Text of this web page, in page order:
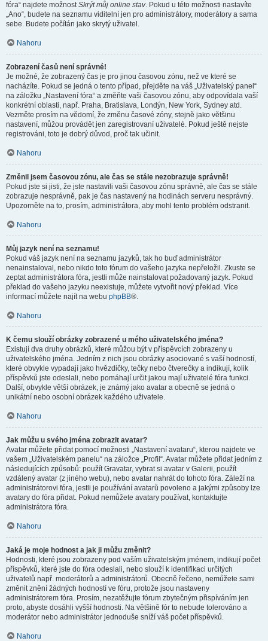
fóra“ najdete možnostSkrýt můj online stav. Pokud u této možnosti nastavíte
„Ano“, budete na seznamu viditelní jen pro administrátory, moderátory a sama
sebe. Budete počítán jako skrytý uživatel.
Nahoru
Zobrazení časů není správné!
Je možné, že zobrazený čas je pro jinou časovou zónu, než ve které se
nacházíte. Pokud se jedná o tento případ, přejděte na váš „Uživatelský panel“
na záložku „Nastavení fóra“ a změňte vaši časovou zónu, aby odpovídala vaší
konkrétní oblasti, např. Praha, Bratislava, Londýn, New York, Sydney atd.
Vezměte prosím na vědomí, že změnu časové zóny, stejně jako většinu
nastavení, můžou provádět jen zaregistrovaní uživatelé. Pokud ještě nejste
registrováni, toto je dobrý důvod, proč tak učinit.
Nahoru
Změnil jsem časovou zónu, ale čas se stále nezobrazuje správně!
Pokud jste si jisti, že jste nastavili vaši časovou zónu správně, ale čas se stále
zobrazuje nesprávně, pak je čas nastavený na hodinách serveru nesprávný.
Upozorněte na to, prosím, administrátora, aby mohl tento problém odstranit.
Nahoru
Můj jazyk není na seznamu!
Pokud váš jazyk není na seznamu jazyků, tak ho buď administrátor
nenainstaloval, nebo nikdo toto fórum do vašeho jazyka nepřeložil. Zkuste se
zeptat administrátora fóra, jestli může nainstalovat požadovaný jazyk. Pokud
překlad do vašeho jazyku neexistuje, můžete vytvořit nový překlad. Více
informací můžete najít na webu phpBB®.
Nahoru
K čemu slouží obrázky zobrazené u mého uživatelského jména?
Existují dva druhy obrázků, které můžou být v příspěvcích zobrazeny u
uživatelského jména. Jedním z nich jsou obrázky asociované s vaší hodností,
které obvykle vypadají jako hvězdičky, tečky nebo čtverečky a indikují, kolik
příspěvků jste odeslali, nebo pomáhají určit jakou mají uživatelé fóra funkci.
Další, obvykle větší obrázek, je známý jako avatar a obecně se jedná o
unikátní nebo osobní obrázek každého uživatele.
Nahoru
Jak můžu u svého jména zobrazit avatar?
Avatar můžete přidat pomocí možnosti „Nastavení avataru“, kterou najdete ve
vašem „Uživatelském panelu“ na záložce „Profil“. Avatar můžete přidat jedním z
následujících způsobů: použít Gravatar, vybrat si avatar v Galerii, použít
vzdálený avatar (z jiného webu), nebo avatar nahrát do tohoto fóra. Záleží na
administrátorovi fóra, jestli je používání avatarů povoleno a jakými způsoby lze
avatary do fóra přidat. Pokud nemůžete avatary používat, kontaktujte
administrátora fóra.
Nahoru
Jaká je moje hodnost a jak ji můžu změnit?
Hodnosti, které jsou zobrazeny pod vaším uživatelským jménem, indikují počet
příspěvků, které jste do fóra odeslali, nebo slouží k identifikaci určitých
uživatelů např. moderátorů a administrátorů. Obecně řečeno, nemůžete sami
změnit znění žádných hodností ve fóru, protože jsou nastaveny
administrátorem fóra. Prosím, nezatěžujte fórum zbytečným přispíváním jen
proto, abyste dosáhli vyšší hodnosti. Na většině fór to nebude tolerováno a
moderátor nebo administrátor jednoduše sníží váš počet příspěvků.
Nahoru